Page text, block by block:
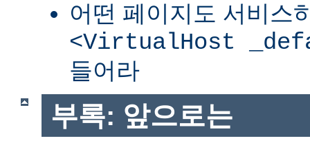
어떤 페이지도 서비스
<VirtualHost
들어라
부록: 앞으로는